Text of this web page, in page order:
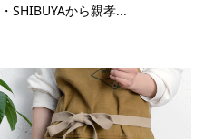
SHIBUYAから親孝...